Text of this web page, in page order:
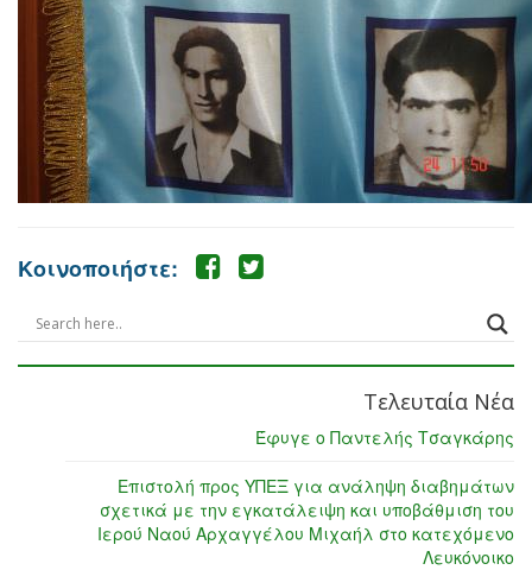
Κοινοποιήστε:
Τελευταία Νέα
Έφυγε ο Παντελής Τσαγκάρης
Επιστολή προς ΥΠΕΞ για ανάληψη διαβημάτων
σχετικά με την εγκατάλειψη και υποβάθμιση του
Ιερού Ναού Αρχαγγέλου Μιχαήλ στο κατεχόμενο
Λευκόνοικο